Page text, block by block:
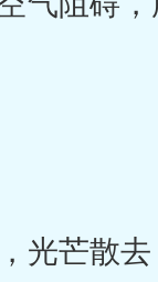
光芒散